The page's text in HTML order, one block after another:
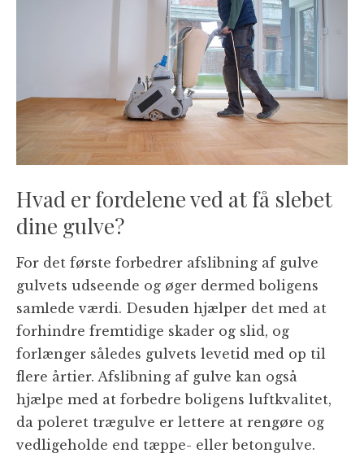
Hvad er fordelene ved at få slebet
dine gulve?
For det første forbedrer afslibning af gulve
gulvets udseende og øger dermed boligens
samlede værdi. Desuden hjælper det med at
forhindre fremtidige skader og slid, og
forlænger således gulvets levetid med op til
flere årtier. Afslibning af gulve kan også
hjælpe med at forbedre boligens luftkvalitet,
da poleret trægulve er lettere at rengøre og
vedligeholde end tæppe- eller betongulve.